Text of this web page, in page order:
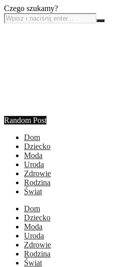
Czego szukamy?
Random Post
Dom
Dziecko
Moda
Uroda
Zdrowie
Rodzina
Świat
Dom
Dziecko
Moda
Uroda
Zdrowie
Rodzina
Świat